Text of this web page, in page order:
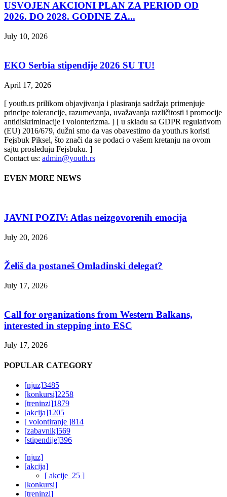
USVOJEN AKCIONI PLAN ZA PERIOD OD
2026. DO 2028. GODINE ZA...
July 10, 2026
EKO Serbia stipendije 2026 SU TU!
April 17, 2026
[ youth.rs prilikom objavjivanja i plasiranja sadržaja primenjuje
principe tolerancije, razumevanja, uvažavanja različitosti i promocije
antidiskriminacije i volonterizma. ] [ u skladu sa GDPR regulativom
(EU) 2016/679, dužni smo da vas obavestimo da youth.rs koristi
Fejsbuk Piksel, što znači da se podaci o vašem kretanju na ovom
sajtu prosleđuju Fejsbuku. ]
Contact us: admin@youth.rs
EVEN MORE NEWS
JAVNI POZIV: Atlas neizgovorenih emocija
July 20, 2026
Želiš da postaneš Omladinski delegat?
July 17, 2026
Call for organizations from Western Balkans,
interested in stepping into ESC
July 17, 2026
POPULAR CATEGORY
[njuz]3485
[konkursi]2258
[treninzi]1879
[akcija]1205
[ volontiranje ]814
[zabavnik]569
[stipendije]396
[njuz]
[akcija]
[ akcije_25 ]
[konkursi]
[treninzi]